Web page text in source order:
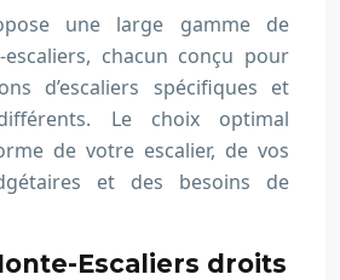
une large gamme de
chacun conçu pour
d’escaliers spécifiques et
Le choix optimal
de votre escalier, de vos
et des besoins de
Escaliers droits